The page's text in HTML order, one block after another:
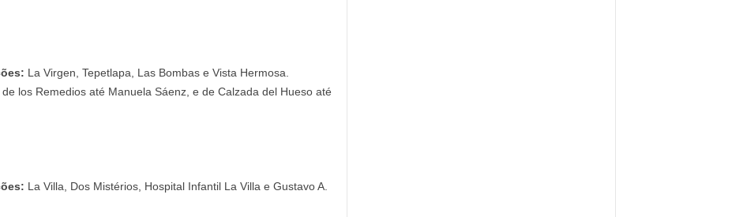
La Virgen, Tepetlapa, Las Bombas e Vista Hermosa.
de los Remedios até Manuela Sáenz, e de Calzada del Hueso até
La Villa, Dos Mistérios, Hospital Infantil La Villa e Gustavo A.